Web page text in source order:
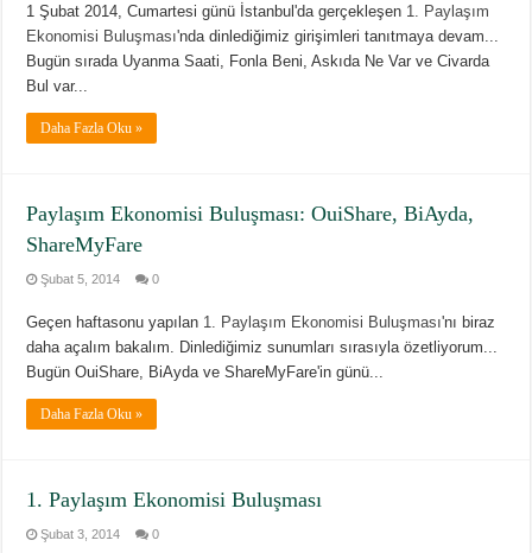
1 Şubat 2014, Cumartesi günü İstanbul'da gerçekleşen 1. Paylaşım
Ekonomisi Buluşması'nda dinlediğimiz girişimleri tanıtmaya devam...
Bugün sırada Uyanma Saati, Fonla Beni, Askıda Ne Var ve Civarda
Bul var...
Daha Fazla Oku »
Paylaşım Ekonomisi Buluşması: OuiShare, BiAyda,
ShareMyFare
Şubat 5, 2014 0
Geçen haftasonu yapılan 1. Paylaşım Ekonomisi Buluşması'nı biraz
daha açalım bakalım. Dinlediğimiz sunumları sırasıyla özetliyorum...
Bugün OuiShare, BiAyda ve ShareMyFare'in günü...
Daha Fazla Oku »
1. Paylaşım Ekonomisi Buluşması
Şubat 3, 2014 0